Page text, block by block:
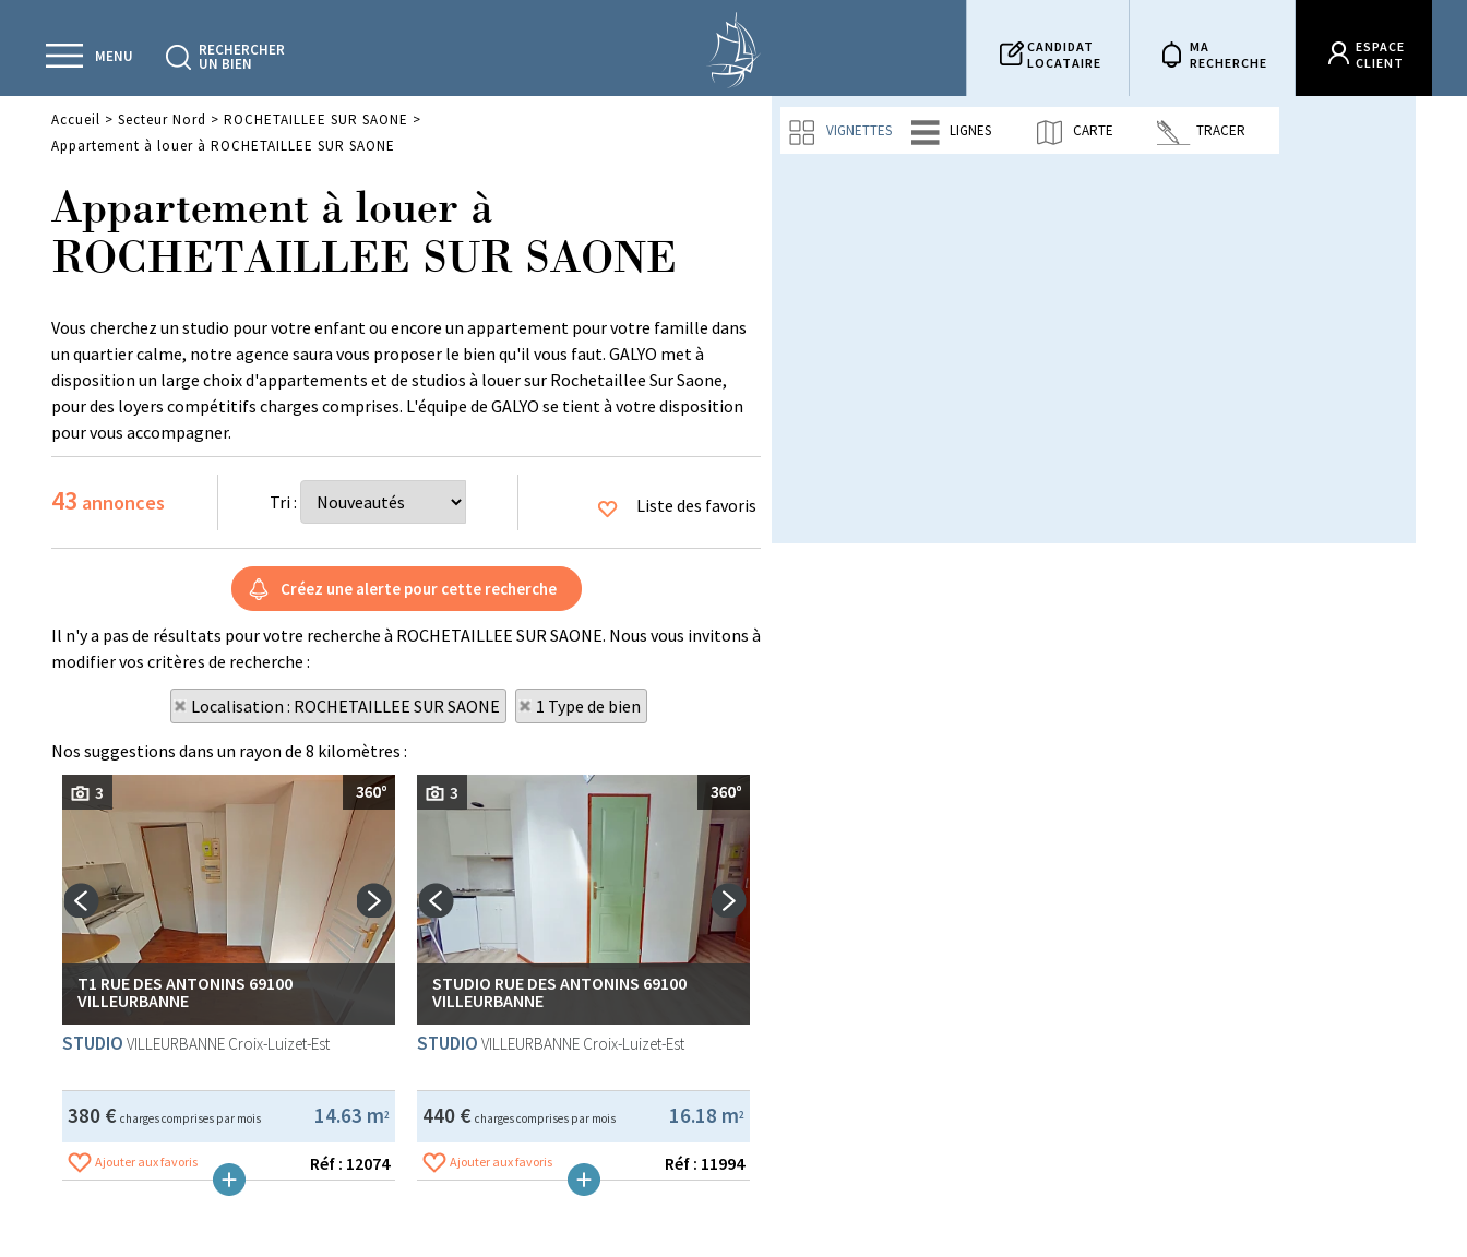
CANDIDAT
LOCATAIRE
MA
RECHERCHE
ESPACE
CLIENT
RECHERCHER
UN BIEN
MENU
VIGNETTES LIGNES CARTE TRACER
Accueil > Secteur Nord > ROCHETAILLEE SUR SAONE >
Appartement à louer à ROCHETAILLEE SUR SAONE
Appartement à louer à
ROCHETAILLEE SUR SAONE
Vous cherchez un studio pour votre enfant ou encore un appartement pour votre famille dans
un quartier calme, notre agence saura vous proposer le bien qu'il vous faut. GALYO met à
disposition un large choix d'appartements et de studios à louer sur Rochetaillee Sur Saone,
pour des loyers compétitifs charges comprises. L'équipe de GALYO se tient à votre disposition
pour vous accompagner.
43 annonces Tri : Liste des favoris
Il n'y a pas de résultats pour votre recherche à ROCHETAILLEE SUR SAONE. Nous vous invitons à
modifier vos critères de recherche :
Localisation : ROCHETAILLEE SUR SAONE 1 Type de bien
Nos suggestions dans un rayon de 8 kilomètres :
3
T1 RUE DES ANTONINS 69100
VILLEURBANNE
STUDIO VILLEURBANNE Croix-Luizet-Est
14.63 m2
380 € charges comprises par mois
Ajouter aux favoris Réf : 12074
3
STUDIO RUE DES ANTONINS 69100
VILLEURBANNE
STUDIO VILLEURBANNE Croix-Luizet-Est
16.18 m2
440 € charges comprises par mois
Ajouter aux favoris Réf : 11994